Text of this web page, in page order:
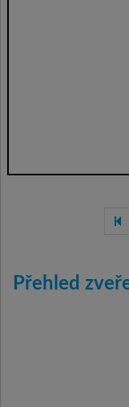
Přehled